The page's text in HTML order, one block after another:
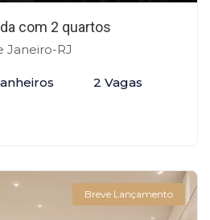
com 2 quartos
Janeiro-RJ
2 Vagas
Breve Lançamento